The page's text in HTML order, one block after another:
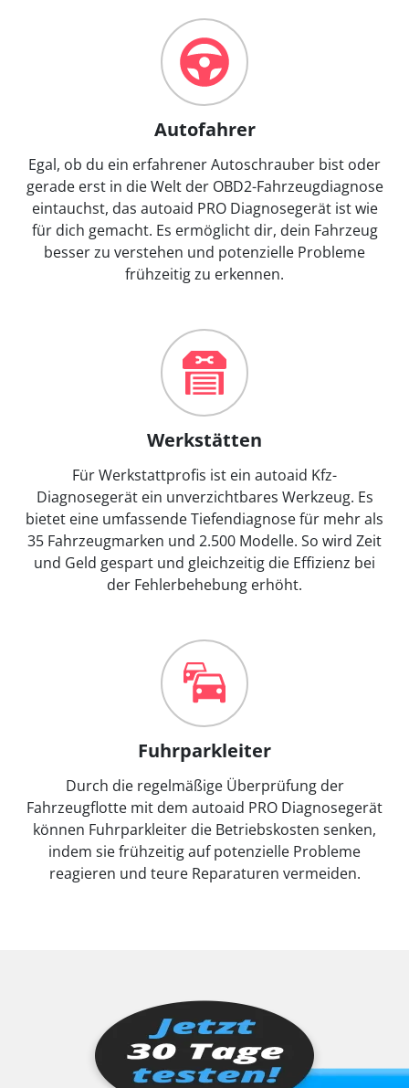
Autofahrer
Egal, ob du ein erfahrener Autoschrauber bist oder
gerade erst in die Welt der OBD2-Fahrzeugdiagnose
eintauchst, das autoaid PRO Diagnosegerät ist wie
für dich gemacht. Es ermöglicht dir, dein Fahrzeug
besser zu verstehen und potenzielle Probleme
frühzeitig zu erkennen.
Werkstätten
Für Werkstattprofis ist ein autoaid Kfz-
Diagnosegerät ein unverzichtbares Werkzeug. Es
bietet eine umfassende Tiefendiagnose für mehr als
35 Fahrzeugmarken und 2.500 Modelle. So wird Zeit
und Geld gespart und gleichzeitig die Effizienz bei
der Fehlerbehebung erhöht.
Fuhrparkleiter
Durch die regelmäßige Überprüfung der
Fahrzeugflotte mit dem autoaid PRO Diagnosegerät
können Fuhrparkleiter die Betriebskosten senken,
indem sie frühzeitig auf potenzielle Probleme
reagieren und teure Reparaturen vermeiden.